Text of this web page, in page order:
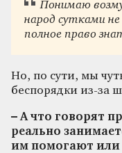
Понимаю
народ сутками
полное право
Но, по сути, мы
беспорядки из‑за
– А что говорят
реально
им помогают